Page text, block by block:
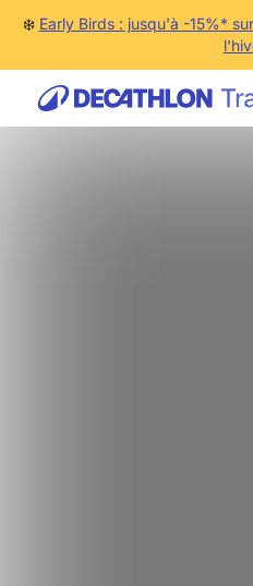
❄️ Early Birds : jusqu'à -15%*